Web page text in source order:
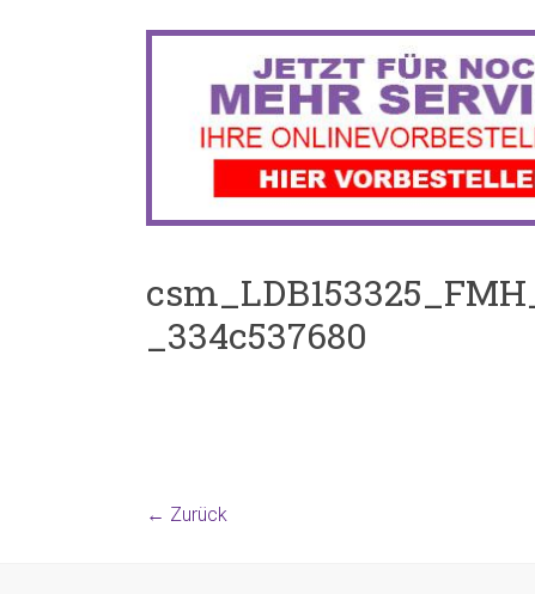
BIS ZU
_334c537680
← Zurück